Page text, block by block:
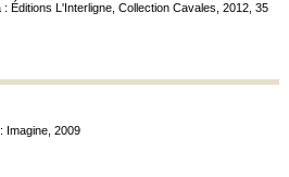
: Éditions L'Interligne, Collection Cavales, 2012, 35
: Imagine, 2009